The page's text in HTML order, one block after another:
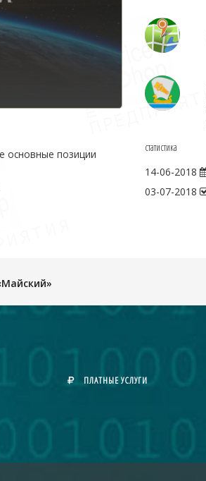
основные позиции
статистика
14-06-2018
03-07-2018
ПЛАТНЫЕ УСЛУГИ